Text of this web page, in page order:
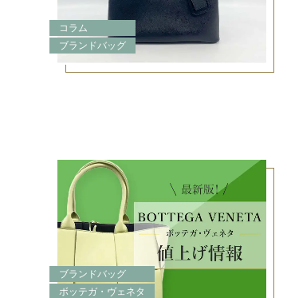
コラム
ブランドバッグ
ブランドバッグ
ボッテガ・ヴェネタ